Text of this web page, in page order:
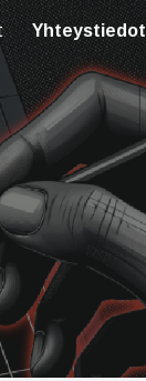
Yhteystiedot